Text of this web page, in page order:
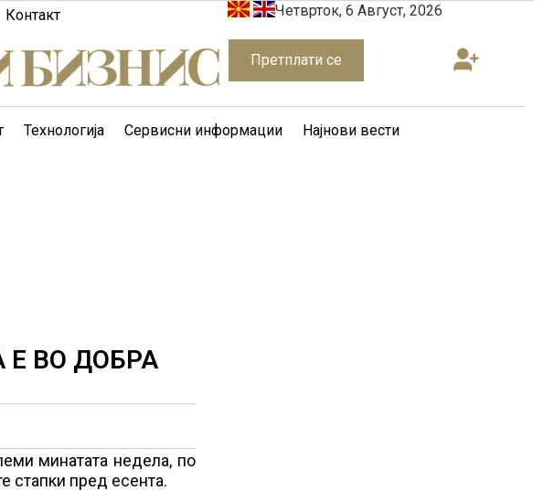
Контакт Четврток, 6 Август, 2026
Претплати се
Технологија Сервисни информации Најнови вести
ВО ДОБРА
минатата недела, по
стапки пред есента.